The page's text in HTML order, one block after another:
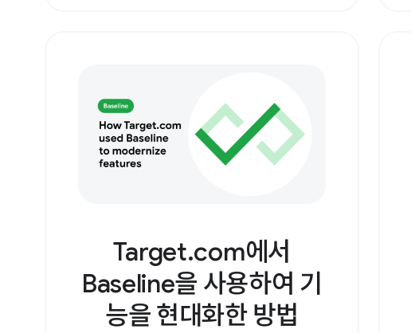
Target.com에서
Baseline을 사용하여 기
능을 현대화한 방법